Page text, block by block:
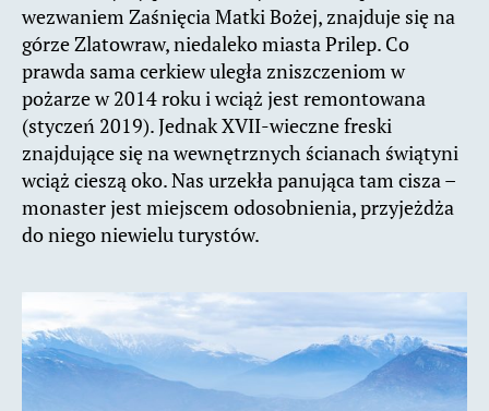
wezwaniem Zaśnięcia Matki Bożej, znajduje się na
górze Zlatowraw, niedaleko miasta Prilep. Co
prawda sama cerkiew uległa zniszczeniom w
pożarze w 2014 roku i wciąż jest remontowana
(styczeń 2019). Jednak XVII-wieczne freski
znajdujące się na wewnętrznych ścianach świątyni
wciąż cieszą oko. Nas urzekła panująca tam cisza –
monaster jest miejscem odosobnienia, przyjeżdża
do niego niewielu turystów.